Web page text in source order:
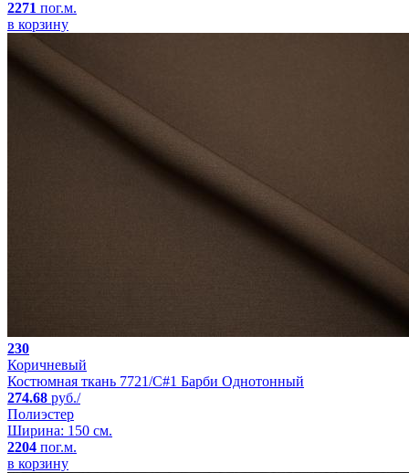
2271 пог.м.
в корзину
230
Коричневый
Костюмная ткань 7721/C#1 Барби Однотонный
274.68 руб./
Полиэстер
Ширина: 150 см.
2204 пог.м.
в корзину